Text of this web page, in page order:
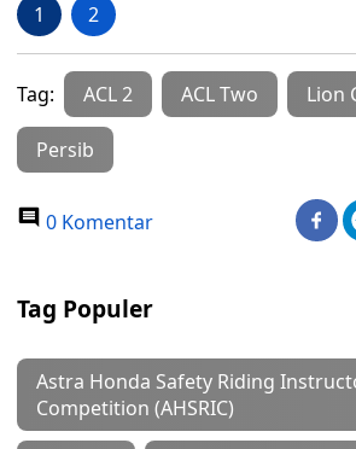
1 2
Tag: ACL 2 ACL Two Lion
Persib
0 Komentar
Tag Populer
Astra Honda Safety Riding
Competition (AHSRIC)